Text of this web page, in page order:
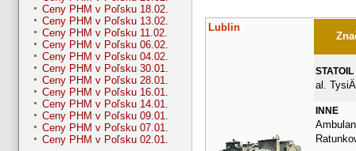
Ceny PHM v Poľsku 18.02.
Ceny PHM v Poľsku 13.02.
Ceny PHM v Poľsku 11.02.
Ceny PHM v Poľsku 06.02.
Ceny PHM v Poľsku 04.02.
Ceny PHM v Poľsku 30.01.
Ceny PHM v Poľsku 28.01.
Ceny PHM v Poľsku 16.01.
Ceny PHM v Poľsku 14.01.
Ceny PHM v Poľsku 09.01.
Ceny PHM v Poľsku 07.01.
Ceny PHM v Poľsku 02.01.
Lublin
STATOIL
al.
INNE